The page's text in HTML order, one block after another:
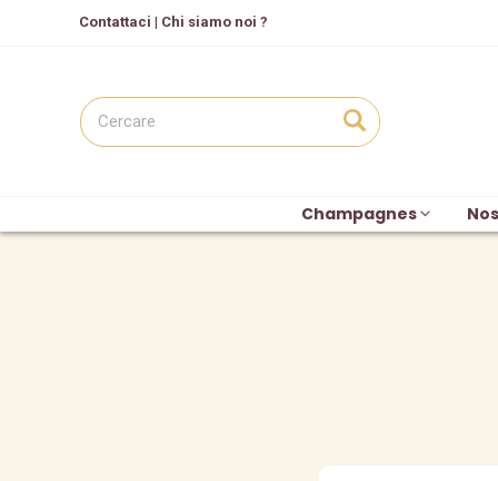
Contattaci | Chi siamo noi ?
Champagnes